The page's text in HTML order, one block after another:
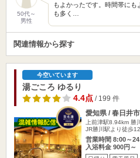
50代～
男性
もよかったです。時間帯に
も多く…
関連情報から探す
今空いています
湯ごころ ゆるり
4.4点/ 199 件
愛知県 / 春日井市
上前津駅8.94km 勝
JR勝川駅より徒歩
営業時間 8:00～
入浴料金 900円～